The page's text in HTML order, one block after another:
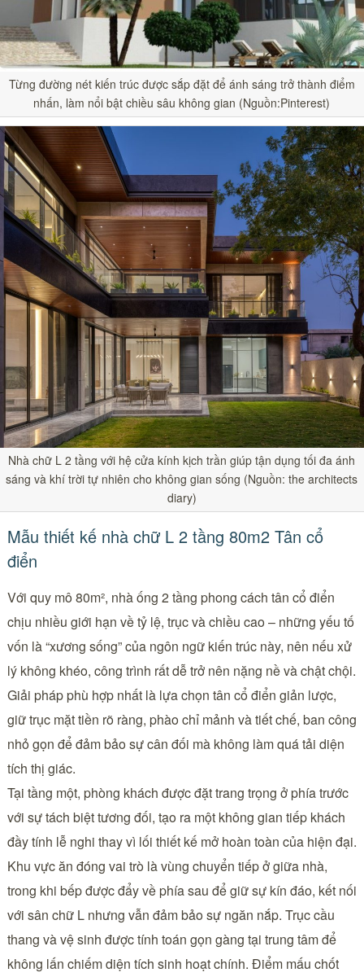
Từng đường nét kiến trúc được sắp đặt để ánh sáng trở thành điểm
nhấn, làm nổi bật chiều sâu không gian (Nguồn:Pinterest)
Nhà chữ L 2 tầng với hệ cửa kính kịch trần giúp tận dụng tối đa ánh
sáng và khí trời tự nhiên cho không gian sống (Nguồn: the architects
diary)
Mẫu thiết kế nhà chữ L 2 tầng 80m2 Tân cổ
điển
Với quy mô 80m², nhà ống 2 tầng phong cách tân cổ điển
chịu nhiều giới hạn về tỷ lệ, trục và chiều cao – những yếu tố
vốn là “xương sống” của ngôn ngữ kiến trúc này, nên nếu xử
lý không khéo, công trình rất dễ trở nên nặng nề và chật chội.
Giải pháp phù hợp nhất là lựa chọn tân cổ điển giản lược,
giữ trục mặt tiền rõ ràng, phào chỉ mảnh và tiết chế, ban công
nhỏ gọn để đảm bảo sự cân đối mà không làm quá tải diện
tích thị giác.
Tại tầng một, phòng khách được đặt trang trọng ở phía trước
với sự tách biệt tương đối, tạo ra một không gian tiếp khách
đầy tính lễ nghi thay vì lối thiết kế mở hoàn toàn của hiện đại.
Khu vực ăn đóng vai trò là vùng chuyển tiếp ở giữa nhà,
trong khi bếp được đẩy về phía sau để giữ sự kín đáo, kết nối
với sân chữ L nhưng vẫn đảm bảo sự ngăn nắp. Trục cầu
thang và vệ sinh được tính toán gọn gàng tại trung tâm để
không lấn chiếm diện tích sinh hoạt chính. Điểm mấu chốt